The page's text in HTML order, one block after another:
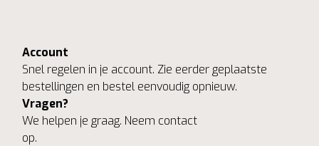
Account
Snel regelen in je account. Zie eerder geplaatste
bestellingen en bestel eenvoudig opnieuw.
Vragen?
We helpen je graag. Neem contact
op.